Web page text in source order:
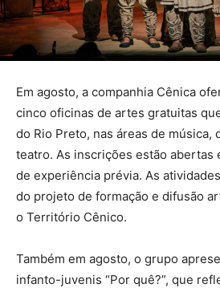
Em agosto, a companhia Cênica
cinco oficinas de artes gratuitas
do Rio Preto, nas áreas de música,
teatro. As inscrições estão abertas
de experiência prévia. As
do projeto de formação e difusão
o Território Cênico.
Também em agosto, o grupo
infanto-juvenis “Por quê?”, que